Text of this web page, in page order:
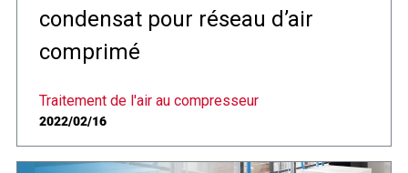
condensat pour réseau d’air
comprimé
Traitement de l'air au compresseur
2022/02/16